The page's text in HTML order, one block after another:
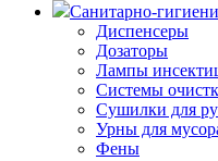
Санитарно-
Диспенсеры
Дозаторы
Лампы
Системы
Сушилки для
Урны для
Фены